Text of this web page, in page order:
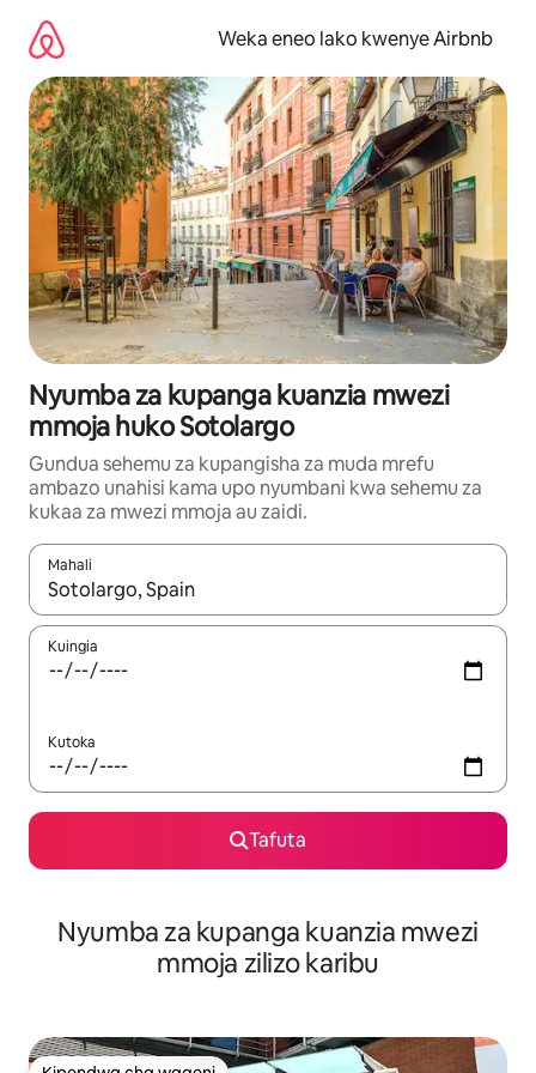
kwenda
kwenye
maudhui
Weka eneo lako kwenye Airbnb
Nyumba za kupanga kuanzia mwezi
mmoja huko Sotolargo
Gundua sehemu za kupangisha za muda mrefu
ambazo unahisi kama upo nyumbani kwa sehemu za
kukaa za mwezi mmoja au zaidi.
Mahali
Wakati matokeo yanapatikana, vinjari kwa kutumia vitufe vya
Kuingia
Kutoka
Tafuta
Nyumba za kupanga kuanzia mwezi
mmoja zilizo karibu